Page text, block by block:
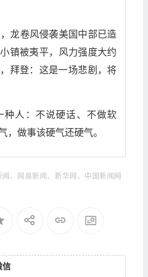
龙卷风侵袭美国中部已造
镇被夷平，风力强度大约
拜登：这是一场悲剧，将
种人：不说硬话、不做软
，做事该硬气还硬气。
、网易新闻、新华网、中国新闻网
信